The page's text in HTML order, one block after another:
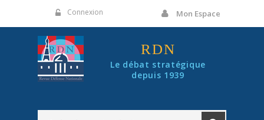
Connexion Mon Espace
RDN
Le débat stratégique
depuis 1939